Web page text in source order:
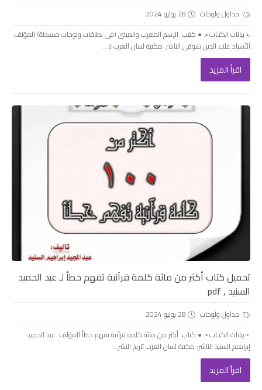
جداول ولوحات
28 يوليو 2024
.▫️ بيانات الكتـاب ▫️. ● كتيب: الإسم المعرب والمبنى (فى بطاقات ولوحات مبسطة) المؤلف:
الأستاذ علاء الدين شوقى الناشر: مكتبة لسان العرب تا...
اقرأ المزيد
تحميل كتاب أكثر من مائة كلمة قرآنية تفهم خطأ لـ عبد الحميد
السنيد , pdf
جداول ولوحات
28 يوليو 2024
.▫️ بيانات الكتـاب ▫️. ● كتاب: أكثر من مائة كلمة قرآنية تفهم خطأ المؤلف: عبد الحميد
إبراهيم السنيد الناشر: مكتبة لسان العرب تاريخ النشر...
اقرأ المزيد